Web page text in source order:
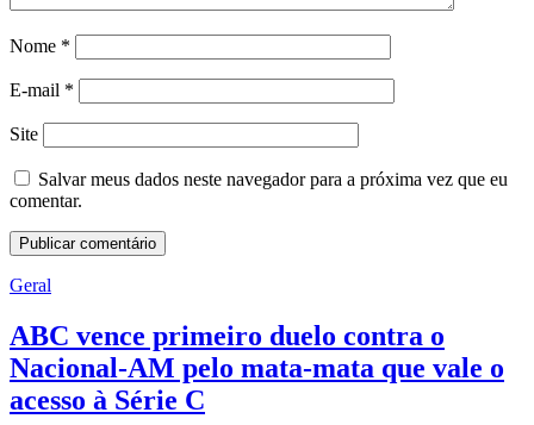
Nome *
E-mail *
Site
Salvar meus dados neste navegador para a próxima vez que eu
comentar.
Geral
ABC vence primeiro duelo contra o
Nacional-AM pelo mata-mata que vale o
acesso à Série C